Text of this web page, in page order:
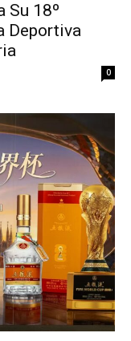
Su 18º
Deportiva
0